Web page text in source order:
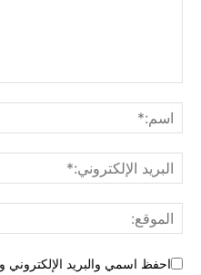
احفظ اسمي والبريد